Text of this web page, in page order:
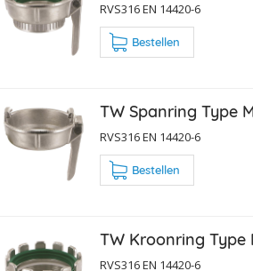
RVS316 EN 14420-6
Bestellen
TW Spanring Type
RVS316 EN 14420-6
Bestellen
TW Kroonring Type
RVS316 EN 14420-6